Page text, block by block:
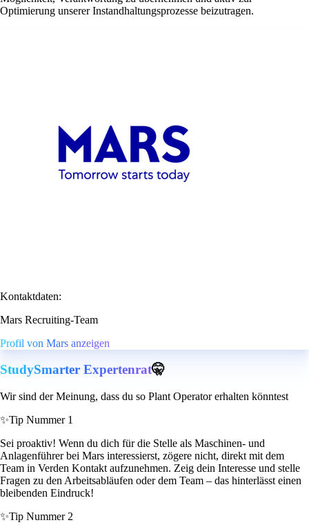
Optimierung unserer Instandhaltungsprozesse beizutragen.
Kontaktdaten:
Mars Recruiting-Team
Profil von Mars anzeigen
StudySmarter Expertenrat🤫
Wir sind der Meinung, dass du so Plant Operator erhalten könntest
✨Tip Nummer 1
Sei proaktiv! Wenn du dich für die Stelle als Maschinen- und
Anlagenführer bei Mars interessierst, zögere nicht, direkt mit dem
Team in Verden Kontakt aufzunehmen. Zeig dein Interesse und stelle
Fragen zu den Arbeitsabläufen oder dem Team – das hinterlässt einen
bleibenden Eindruck!
✨Tip Nummer 2